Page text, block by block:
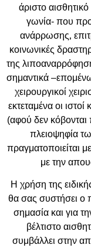
άριστο
γωνία- που
ανάρρωσης,
κοινωνικές
της
σημαντικά
χειρουργικοί
εκτεταμένα οι
(αφού δεν κόβονται
πλειοψηφία
πραγματοποιείται
με την
Η χρήση της
θα σας συστήσει ο
σημασία και για
βέλτιστο
συμβάλλει στην